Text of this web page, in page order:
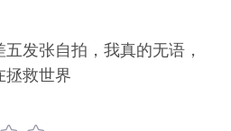
发张自拍，我真的无语，
拯救世界